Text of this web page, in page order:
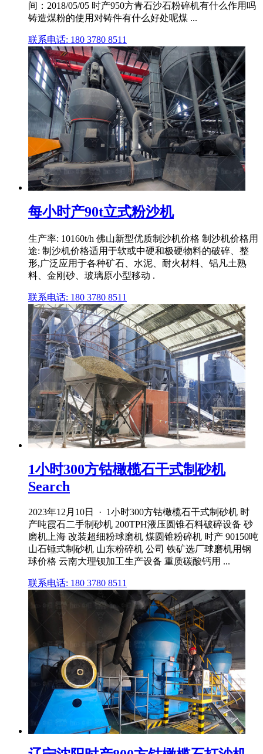
间：2018/05/05 时产950方青石沙石粉碎机有什么作用吗
铸造煤粉的使用对铸件有什么好处呢煤 ...
联系电话: 180 3780 8511
每小时产90t立式粉沙机
生产率: 10160t/h 佛山新型优质制沙机价格 制沙机价格用
途: 制沙机价格适用于软或中硬和极硬物料的破碎、整
形,广泛应用于各种矿石、水泥、耐火材料、铝凡土熟
料、金刚砂、玻璃原小型移动 .
联系电话: 180 3780 8511
1小时300方钴橄榄石干式制砂机
Search
2023年12月10日 · 1小时300方钴橄榄石干式制砂机 时
产吨霞石二手制砂机 200TPH液压圆锥石料破碎设备 砂
磨机上海 改装超细粉球磨机 煤圆锥粉碎机 时产 90150吨
山石锤式制砂机 山东粉碎机 公司 铁矿选厂球磨机用钢
球价格 云南大理钡加工生产设备 重质碳酸钙用 ...
联系电话: 180 3780 8511